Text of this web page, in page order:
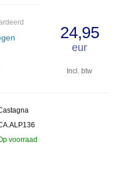
24,95
eur
Incl. btw
voorraad